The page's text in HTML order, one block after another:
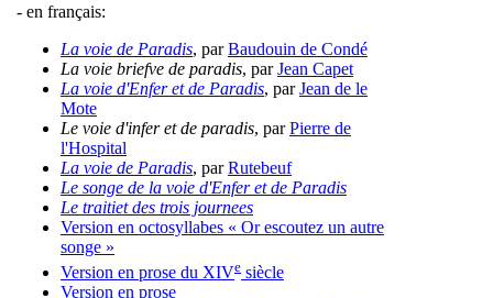
- en français:
La voie de Paradis, parBaudouin de Condé
La voie briefve de paradis, parJean Capet
La voie d'Enfer et de Paradis, parJean de le
Mote
Le voie d'infer et de paradis, parPierre de
l'Hospital
La voie de Paradis, parRutebeuf
Le songe de la voie d'Enfer et de Paradis
Le traitiet des trois journees
Version en octosyllabes « Or escoutez un autre
songe »
Version en prose du XIVe siècle
Version en prose